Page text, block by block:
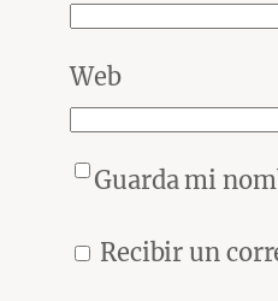
Web
Guarda mi
Recibir un